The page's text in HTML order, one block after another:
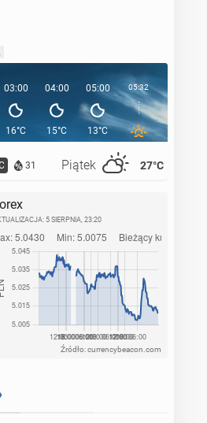
31 Piątek 27°C
03:00
16°C
04:00
15°C
05:00
13°C
05:32 06:00
5 SIERPNIA, 23:20
Źródło: currencybeacon.com